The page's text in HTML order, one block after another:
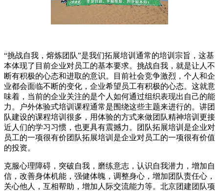
“挑战自我，熔炼团队”是我们拓展培训通常的培训宗旨，这基
本体现了目前企业对员工的基本要求。挑战自我，就是让人不
断有积极的心态和进取的意识。目前社会竞争激烈，个人和企
业都会面临不断的变化，企业希望员工有积极的心态。这就意
味着，当前的企业关注的是个人如何通过组织表现出自己的能
力。户外体验式培训课程通常是围绕这些主题来进行的。讲团
队建设的课程培训很多，用体验的方式来做团队精神培训更接
近人们的学习习惯，也更具有震撼力。团队拓展培训是企业对
员工的一项很有价团队拓展培训是企业对员工的一项很有价值
的投资。
克服心理障碍，突破自我，磨练意志，认识自我潜力，增加自
信，改善身体机能，强健体魄，调整身心，增加团队责任心，
关心他人，互相帮助，增加人际交流能力等。北京团建团队项